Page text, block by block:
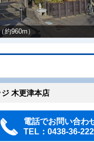
約960m）
木更津本店
電話でお問い合わ
TEL：0438-36-